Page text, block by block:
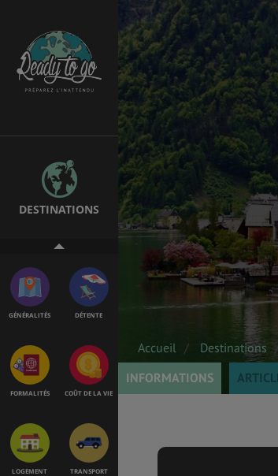
DESTINATIONS
EMPLOIS &
STAGES
BONS PLANS
GÉNÉRALITÉS DÉTENTE
FORMALITÉS COÛT DE LA VIE
LOGEMENT TRANSPORT
Accueil Destinations
INFORMATIONS